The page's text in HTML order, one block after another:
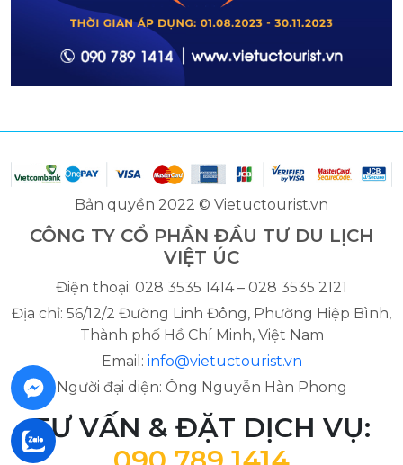
Bản quyền 2022 © Vietuctourist.vn
CÔNG TY CỔ PHẦN ĐẦU TƯ DU LỊCH
VIỆT ÚC
Điện thoại: 028 3535 1414 – 028 3535 2121
Địa chỉ: 56/12/2 Đường Linh Đông, Phường Hiệp Bình,
Thành phố Hồ Chí Minh, Việt Nam
Email: info@vietuctourist.vn
Người đại diện: Ông Nguyễn Hàn Phong
TƯ VẤN & ĐẶT DỊCH VỤ: